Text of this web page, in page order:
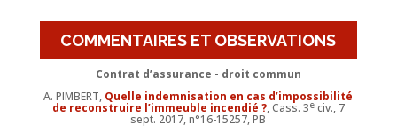
COMMENTAIRES ET OBSERVATIONS
Contrat d’assurance - droit commun
A. PIMBERT, Quelle indemnisation en cas d’impossibilité
de reconstruire l’immeuble incendié ?, Cass. 3eciv., 7
sept. 2017, n°16-15257, PB